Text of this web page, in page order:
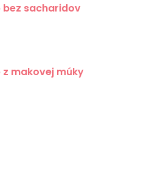
bez sacharidov
z makovej múky